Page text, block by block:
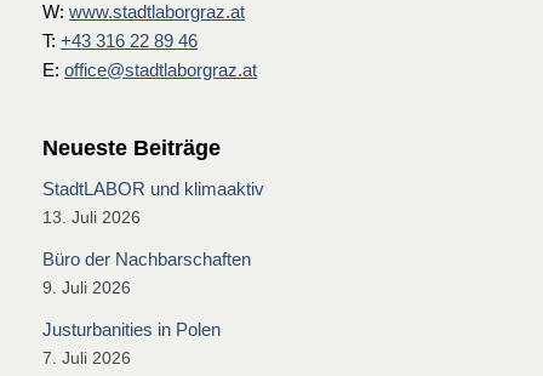
W: www.stadtlaborgraz.at
T: +43 316 22 89 46
E: office@stadtlaborgraz.at
Neueste Beiträge
StadtLABOR und klimaaktiv
13. Juli 2026
Büro der Nachbarschaften
9. Juli 2026
Justurbanities in Polen
7. Juli 2026